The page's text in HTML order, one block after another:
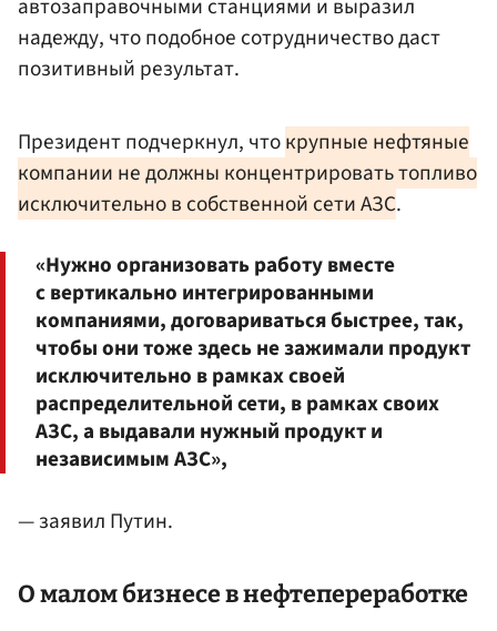
автозаправочными станциями и выразил
надежду, что подобное сотрудничество даст
позитивный результат.
Президент подчеркнул, чтокрупные нефтяные
компании не должны концентрировать топливо
исключительно в собственной сети АЗС.
«Нужно организовать работу вместе
с вертикально интегрированными
компаниями, договариваться быстрее, так,
чтобы они тоже здесь не зажимали продукт
исключительно в рамках своей
распределительной сети, в рамках своих
АЗС, а выдавали нужный продукт и
независимым АЗС»,
— заявил Путин.
О малом бизнесе в нефтепереработке